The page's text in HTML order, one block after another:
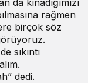
rağmen
birçok söz
sıkıntı
dedi.